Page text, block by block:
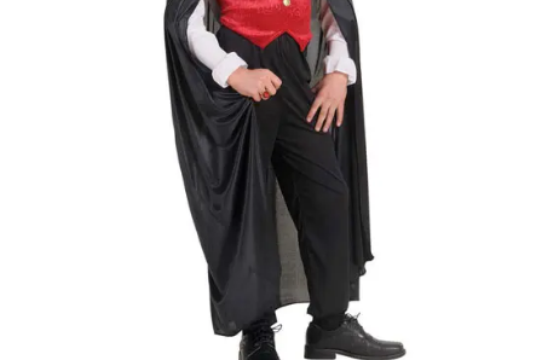
- Robin Hood
- Pán Péter
- Super Mario